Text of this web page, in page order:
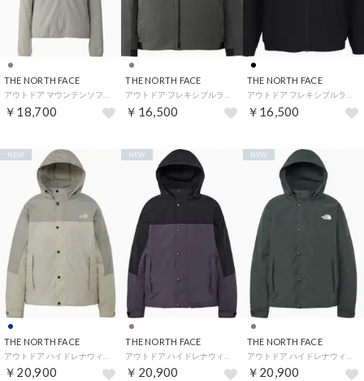
THE NORTH FACE
アウトドア マウンテンソフトシェルフーディ NPW22603 （CL クレイグレー）
￥18,700
THE NORTH FACE
アウトドア フレキシブルラウンドネックジャケット Flexible Roundneck Jacket レディ （ZC ミックスチャコール）
￥16,500
THE NORTH FACE
アウトドア フレキシブルラウンドネックジャケット Flexible Roundneck Jacket レディ （K ブラック）
￥16,500
THE NORTH FACE
￥20,900
NEW
THE NORTH FACE
￥20,900
NEW
THE NORTH FACE
￥20,900
NEW